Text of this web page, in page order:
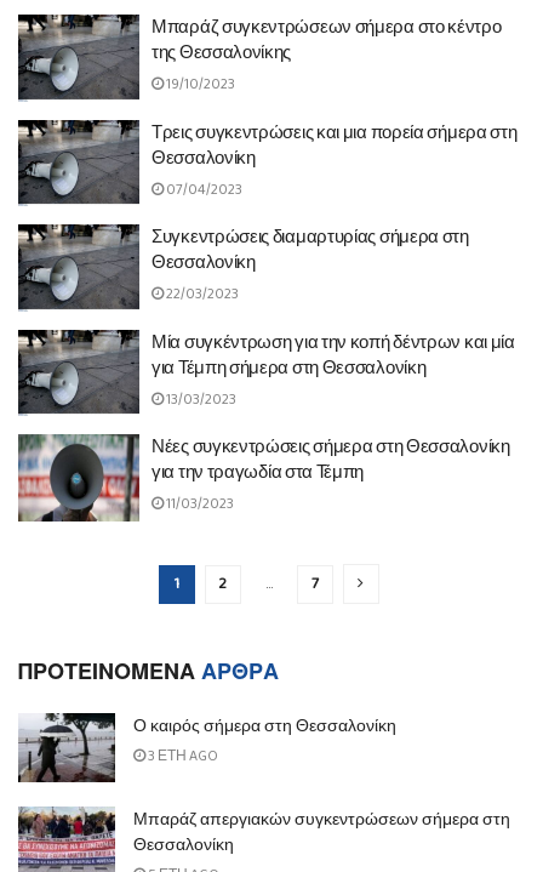
Μπαράζ συγκεντρώσεων σήμερα στο κέντρο
της Θεσσαλονίκης
19/10/2023
Τρεις συγκεντρώσεις και μια πορεία σήμερα στη
Θεσσαλονίκη
07/04/2023
Συγκεντρώσεις διαμαρτυρίας σήμερα στη
Θεσσαλονίκη
22/03/2023
Μία συγκέντρωση για την κοπή δέντρων και μία
για Τέμπη σήμερα στη Θεσσαλονίκη
13/03/2023
Νέες συγκεντρώσεις σήμερα στη Θεσσαλονίκη
για την τραγωδία στα Τέμπη
11/03/2023
1 2 … 7
ΠΡΟΤΕΙΝΟΜΕΝΑΑΡΘΡΑ
Ο καιρός σήμερα στη Θεσσαλονίκη
3 ΈΤΗ AGO
Μπαράζ απεργιακών συγκεντρώσεων σήμερα στη
Θεσσαλονίκη